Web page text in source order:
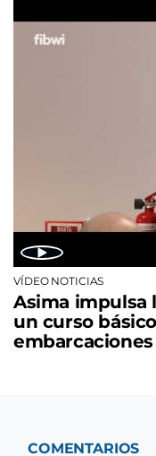
VÍDEO NOTICIAS
Asima impulsa
un curso
COMENTARIOS